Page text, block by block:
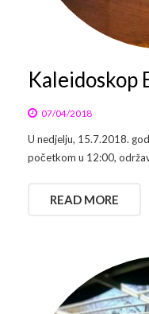
Video 2014
Video 2018
Galerija 2013
Galerija 2017
Kaleidoskop
07/04/2018
U nedjelju, 15.7.2018.
početkom u 12:00,
READ MORE